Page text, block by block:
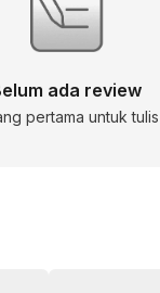
ada review
pertama untuk